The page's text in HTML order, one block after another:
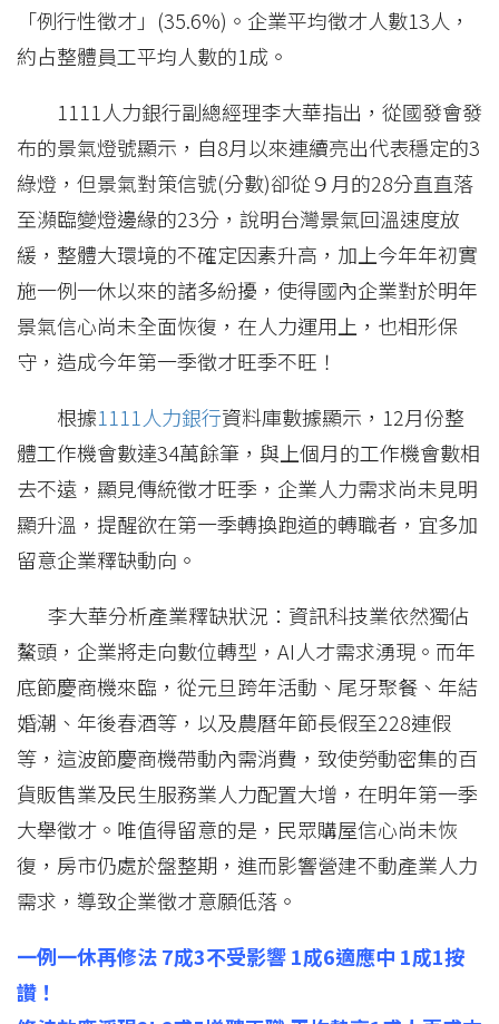
「例行性徵才」(35.6%)。企業平均徵才人數13人，
約占整體員工平均人數的1成。
1111人力銀行副總經理李大華指出，從國發會發
布的景氣燈號顯示，自8月以來連續亮出代表穩定的3
綠燈，但景氣對策信號(分數)卻從９月的28分直直落
至瀕臨變燈邊緣的23分，說明台灣景氣回溫速度放
緩，整體大環境的不確定因素升高，加上今年年初實
施一例一休以來的諸多紛擾，使得國內企業對於明年
景氣信心尚未全面恢復，在人力運用上，也相形保
守，造成今年第一季徵才旺季不旺！
根據1111人力銀行資料庫數據顯示，12月份整
體工作機會數達34萬餘筆，與上個月的工作機會數相
去不遠，顯見傳統徵才旺季，企業人力需求尚未見明
顯升溫，提醒欲在第一季轉換跑道的轉職者，宜多加
留意企業釋缺動向。
李大華分析產業釋缺狀況：資訊科技業依然獨佔
鰲頭，企業將走向數位轉型，AI人才需求湧現。而年
底節慶商機來臨，從元旦跨年活動、尾牙聚餐、年結
婚潮、年後春酒等，以及農曆年節長假至228連假
等，這波節慶商機帶動內需消費，致使勞動密集的百
貨販售業及民生服務業人力配置大增，在明年第一季
大舉徵才。唯值得留意的是，民眾購屋信心尚未恢
復，房市仍處於盤整期，進而影響營建不動產業人力
需求，導致企業徵才意願低落。
一例一休再修法 7成3不受影響 1成6適應中 1成1按
讚！